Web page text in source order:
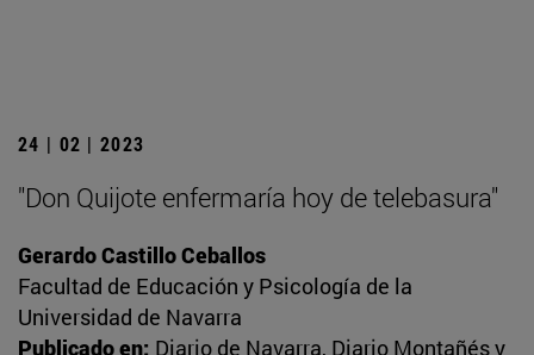
24 | 02 | 2023
"Don Quijote enfermaría hoy de telebasura"
Gerardo Castillo Ceballos
Facultad de Educación y Psicología de la
Universidad de Navarra
Publicado en: Diario de Navarra, Diario Montañés y